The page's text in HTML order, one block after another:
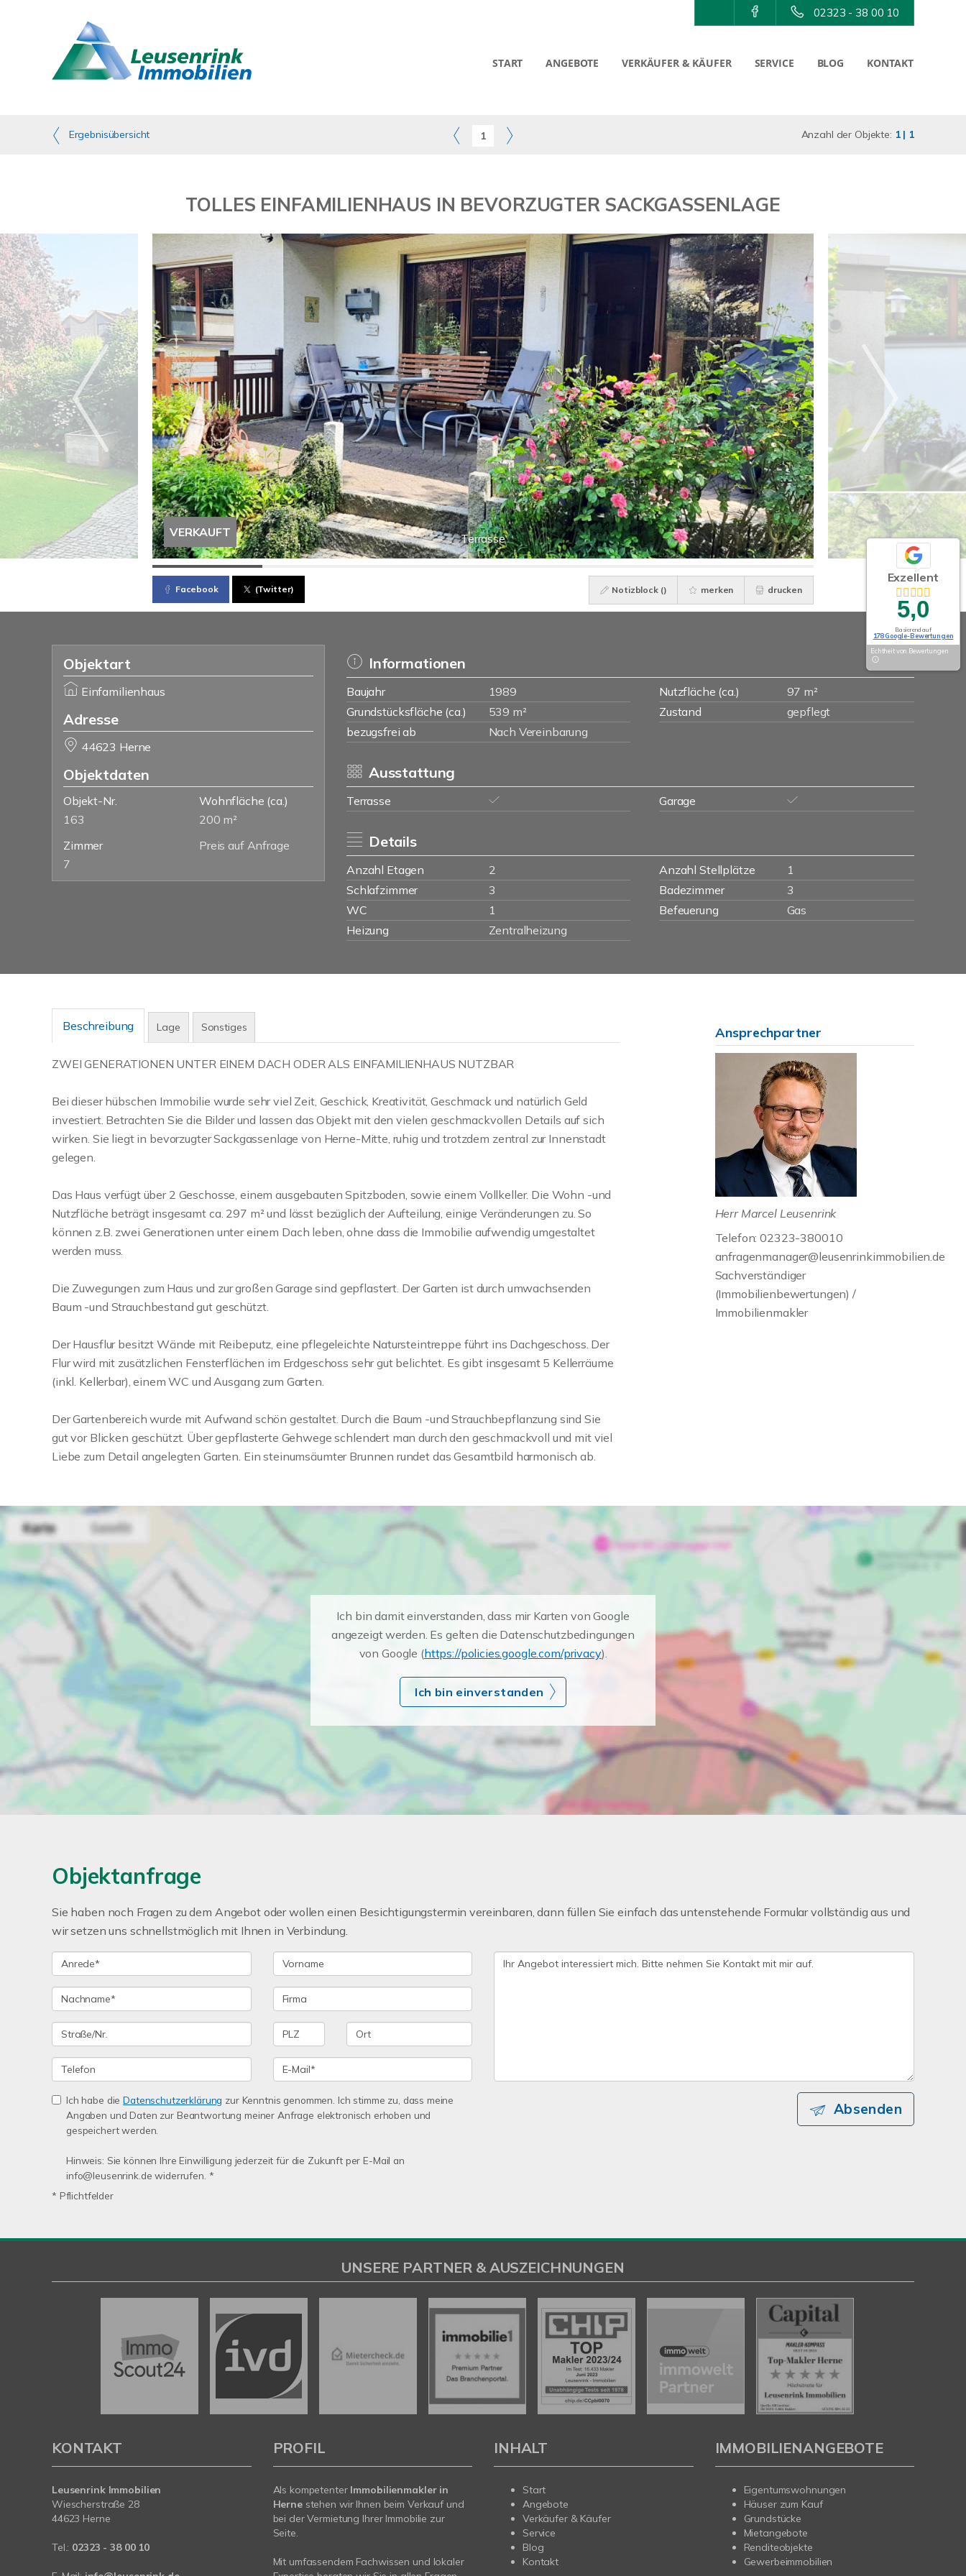
02323 - 38 00 10
START ANGEBOTE VERKÄUFER & KÄUFER SERVICE BLOG KONTAKT
Ergebnisübersicht 1 Anzahl der Objekte: 1 | 1
TOLLES EINFAMILIENHAUS IN BEVORZUGTER SACKGASSENLAGE
Terrasse
VERKAUFT
Facebook (Twitter) Notizblock () merken drucken
Objektart
Einfamilienhaus
Adresse
44623 Herne
Objektdaten
Objekt-Nr.
163
Wohnfläche (ca.)
200 m²
Zimmer
7
Preis auf Anfrage
Informationen
Baujahr 1989 Nutzfläche (ca.)
97 m²
Grundstücksfläche (ca.)
539 m² Zustand
gepflegt
bezugsfrei ab
Nach Vereinbarung
Ausstattung
Terrasse Garage
Details
Anzahl Etagen 2 Anzahl Stellplätze
1
Schlafzimmer
3 Badezimmer
3
WC
1 Befeuerung
Gas
Heizung
Zentralheizung
Beschreibung Lage Sonstiges
ZWEI GENERATIONEN UNTER EINEM DACH ODER ALS EINFAMILIENHAUS NUTZBAR
Bei dieser hübschen Immobilie wurde sehr viel Zeit, Geschick, Kreativität, Geschmack und natürlich Geld
investiert. Betrachten Sie die Bilder und lassen das Objekt mit den vielen geschmackvollen Details auf sich
wirken. Sie liegt in bevorzugter Sackgassenlage von Herne-Mitte, ruhig und trotzdem zentral zur Innenstadt
gelegen.
Das Haus verfügt über 2 Geschosse, einem ausgebauten Spitzboden, sowie einem Vollkeller. Die Wohn -und
Nutzfläche beträgt insgesamt ca. 297 m² und lässt bezüglich der Aufteilung, einige Veränderungen zu. So
können z.B. zwei Generationen unter einem Dach leben, ohne dass die Immobilie aufwendig umgestaltet
werden muss.
Die Zuwegungen zum Haus und zur großen Garage sind gepflastert. Der Garten ist durch umwachsenden
Baum -und Strauchbestand gut geschützt.
Der Hausflur besitzt Wände mit Reibeputz, eine pflegeleichte Natursteintreppe führt ins Dachgeschoss. Der
Flur wird mit zusätzlichen Fensterflächen im Erdgeschoss sehr gut belichtet. Es gibt insgesamt 5 Kellerräume
(inkl. Kellerbar), einem WC und Ausgang zum Garten.
Der Gartenbereich wurde mit Aufwand schön gestaltet. Durch die Baum -und Strauchbepflanzung sind Sie
gut vor Blicken geschützt. Über gepflasterte Gehwege schlendert man durch den geschmackvoll und mit viel
Liebe zum Detail angelegten Garten. Ein steinumsäumter Brunnen rundet das Gesamtbild harmonisch ab.
Ansprechpartner
Herr Marcel Leusenrink
Telefon: 02323-380010
anfragenmanager@leusenrinkimmobilien.de
Sachverständiger
(Immobilienbewertungen) /
Immobilienmakler
Ich bin damit einverstanden, dass mir Karten von Google
angezeigt werden. Es gelten die Datenschutzbedingungen
von Google (https://policies.google.com/privacy).
Ich bin einverstanden
Objektanfrage
Sie haben noch Fragen zu dem Angebot oder wollen einen Besichtigungstermin vereinbaren, dann füllen Sie einfach das untenstehende Formular vollständig aus und
wir setzen uns schnellstmöglich mit Ihnen in Verbindung.
Ich habe dieDatenschutzerklärung zur Kenntnis genommen. Ich stimme zu, dass meine
Angaben und Daten zur Beantwortung meiner Anfrage elektronisch erhoben und
gespeichert werden.
Hinweis: Sie können Ihre Einwilligung jederzeit für die Zukunft per E-Mail an
info@leusenrink.de widerrufen. *
* Pflichtfelder
Absenden
Exzellent
5,0
Basierend auf
178 Google-Bewertungen
Echtheit von Bewertungen
UNSERE PARTNER & AUSZEICHNUNGEN
KONTAKT
Leusenrink Immobilien
Wiescherstraße 28
44623 Herne
Tel.: 02323 - 38 00 10
PROFIL
Als kompetenter Immobilienmakler in
Hernestehen wir Ihnen beim Verkauf und
bei der Vermietung Ihrer Immobilie zur
Seite.
Mit umfassendem Fachwissen und lokaler
INHALT
Start
Angebote
Verkäufer & Käufer
Service
Blog
Kontakt
IMMOBILIENANGEBOTE
Eigentumswohnungen
Häuser zum Kauf
Grundstücke
Mietangebote
Renditeobjekte
Gewerbeimmobilien